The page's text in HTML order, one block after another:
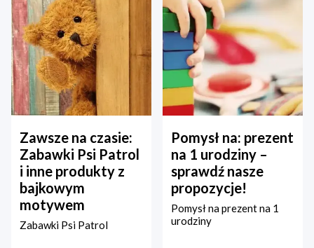
Zawsze na czasie:
Zabawki Psi Patrol
i inne produkty z
bajkowym
motywem
Zabawki Psi Patrol
Pomysł na: prezent
na 1 urodziny –
sprawdź nasze
propozycje!
Pomysł na prezent na 1
urodziny